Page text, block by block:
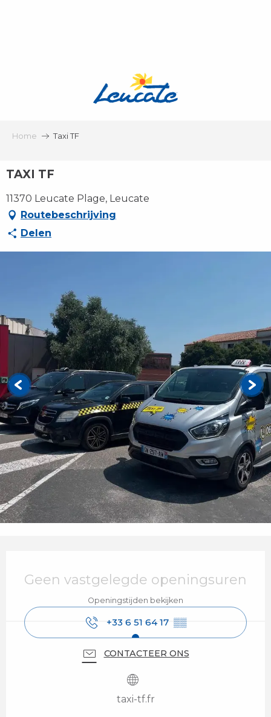
Home Taxi TF
TAXI TF
11370 Leucate Plage, Leucate
Routebeschrijving
Delen
Geen vastgelegde openingsuren
Openingstijden bekijken
+33 6 51 64 17 ▒▒
CONTACTEER ONS
taxi-tf.fr